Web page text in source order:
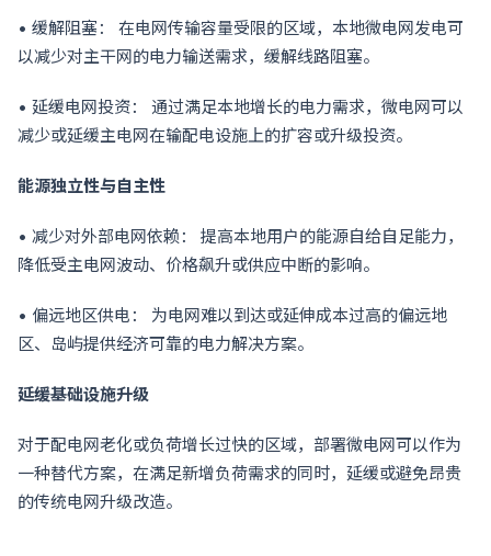
• 缓解阻塞： 在电网传输容量受限的区域，本地微电网发电可
以减少对主干网的电力输送需求，缓解线路阻塞。
• 延缓电网投资： 通过满足本地增长的电力需求，微电网可以
减少或延缓主电网在输配电设施上的扩容或升级投资。
能源独立性与自主性
• 减少对外部电网依赖： 提高本地用户的能源自给自足能力，
降低受主电网波动、价格飙升或供应中断的影响。
• 偏远地区供电： 为电网难以到达或延伸成本过高的偏远地
区、岛屿提供经济可靠的电力解决方案。
延缓基础设施升级
对于配电网老化或负荷增长过快的区域，部署微电网可以作为
一种替代方案，在满足新增负荷需求的同时，延缓或避免昂贵
的传统电网升级改造。